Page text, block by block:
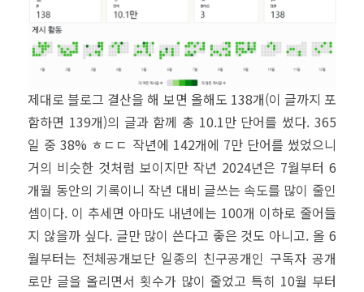
제대로 블로그 결산을 해 보면 올해도 138개(이 글까지 포
함하면 139개)의 글과 함께 총 10.1만 단어를 썼다. 365
일 중 38% ㅎㄷㄷ 작년에 142개에 7만 단어를 썼었으니
거의 비슷한 것처럼 보이지만 작년 2024년은 7월부터 6
개월 동안의 기록이니 작년 대비 글쓰는 속도를 많이 줄인
셈이다. 이 추세면 아마도 내년에는 100개 이하로 줄어들
지 않을까 싶다. 글만 많이 쓴다고 좋은 것도 아니고. 올 6
월부터는 전체공개보단 일종의 친구공개인 구독자 공개
로만 글을 올리면서 횟수가 많이 줄었고 특히 10월 부터